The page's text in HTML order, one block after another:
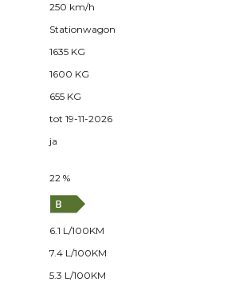
250 km/h
Stationwagon
1635 KG
1600 KG
655 KG
tot 19-11-2026
ja
22 %
6.1 L/100KM
7.4 L/100KM
5.3 L/100KM